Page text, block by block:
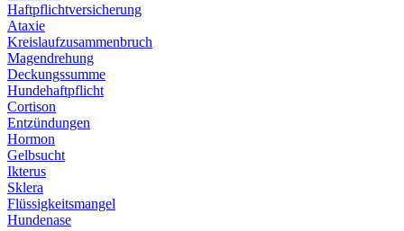
Haftpflichtversicherung
Ataxie
Kreislaufzusammenbruch
Magendrehung
Deckungssumme
Hundehaftpflicht
Cortison
Entzündungen
Hormon
Gelbsucht
Ikterus
Sklera
Flüssigkeitsmangel
Hundenase